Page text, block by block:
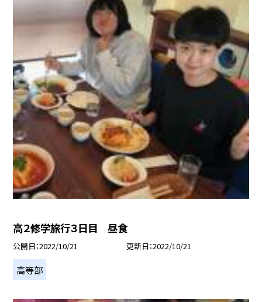
高２修学旅行３日目 昼食
公開日 2022/10/21 更新日 2022/10/21
高等部